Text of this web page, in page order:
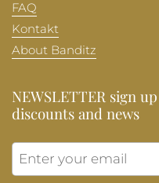
FAQ
Kontakt
About Banditz
NEWSLETTER sign
discounts and news